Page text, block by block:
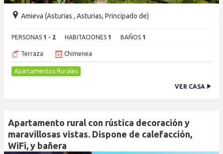
Amieva (Asturias , Asturias, Principado de)
PERSONAS 1 - 2 HABITACIONES 1 BAÑOS 1
Terraza Chimenea
Apartamentos Rurales
VER CASA
Apartamento rural con rústica decoración y
maravillosas vistas. Dispone de calefacción,
WiFi, y bañera